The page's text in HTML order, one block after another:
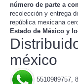
número de parte a
recolección y entrega
república mexicana
Estado de México y
méxico
5510989757,